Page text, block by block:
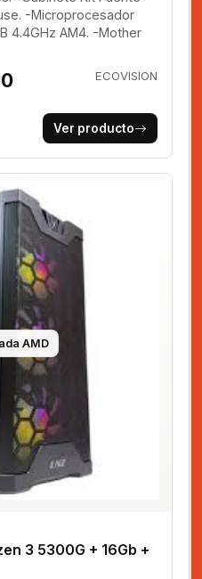
-Microprocesador
4.4GHz AM4. -Mother
ECOVISION
Ver producto
AMD
3 5300G + 16Gb +